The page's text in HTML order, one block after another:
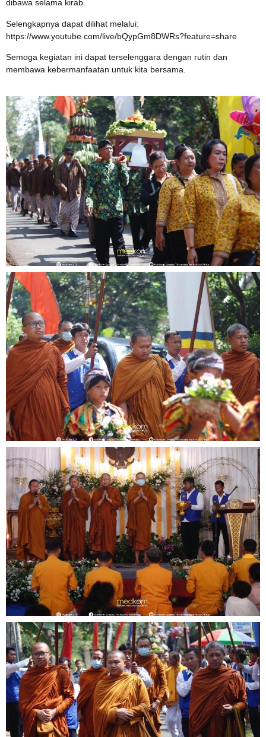
dibawa selama kirab.
Selengkapnya dapat dilihat melalui:
https://www.youtube.com/live/bQypGm8DWRs?feature=share
Semoga kegiatan ini dapat terselenggara dengan rutin dan
membawa kebermanfaatan untuk kita bersama.